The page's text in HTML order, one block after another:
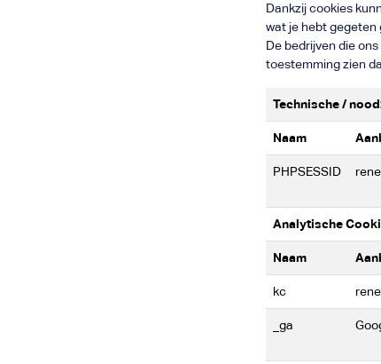
Dankzij cookies
wat je hebt gegeten
De bedrijven die
toestemming zien
Technische /
Naam
PHPSESSID
Analytische
Naam
kc
_ga